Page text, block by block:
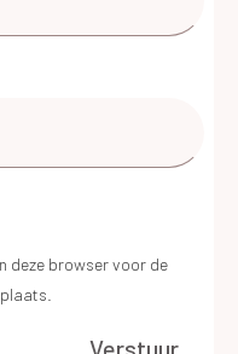
deze browser voor de
Verstuur